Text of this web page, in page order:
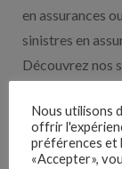
en assurances
sinistres en
Découvrez nos
Nous utilisons
offrir
préférences et
«Accepter»,